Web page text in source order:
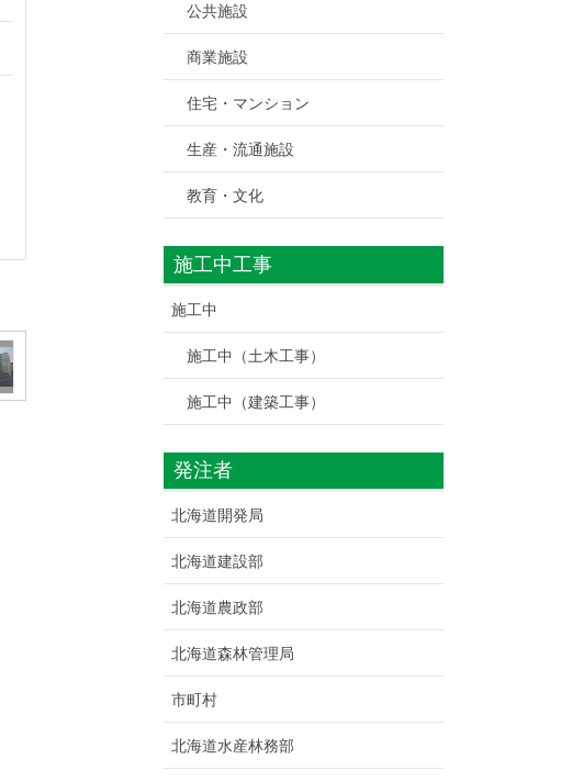
公共施設
商業施設
住宅・マンション
生産・流通施設
教育・文化
施工中工事
施工中
施工中（土木工事）
施工中（建築工事）
発注者
北海道開発局
北海道建設部
北海道農政部
北海道森林管理局
市町村
北海道水産林務部